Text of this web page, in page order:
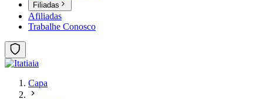
Filiadas
Afiliadas
Trabalhe Conosco
Capa